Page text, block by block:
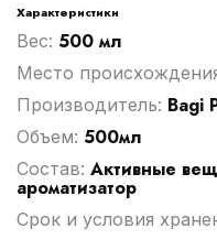
Характеристики
Вес: 500 мл
Место
Производитель: Bagi
Объем: 500мл
Cостав: Активные
ароматизатор
Срок и условия